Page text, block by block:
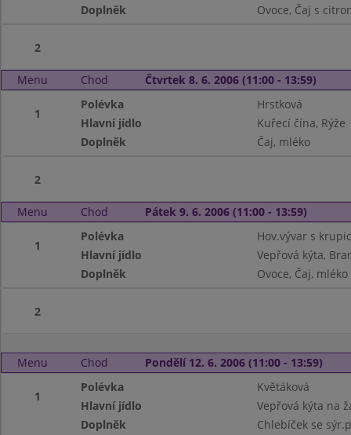
Doplněk
Ovoce, Čaj s
2
Menu Chod Čtvrtek 8. 6. 2006 (11:00 - 13:59)
1
Polévka
Hrstková
Hlavní jídlo
Kuřecí čína, Rýže
Doplněk
Čaj, mléko
2
Menu Chod Pátek 9. 6. 2006 (11:00 - 13:59)
1
Polévka
Hov.vývar s
Hlavní jídlo
Vepřová kýta,
Doplněk
Ovoce, Čaj, mléko
2
Menu Chod Pondělí 12. 6. 2006 (11:00 - 13:59)
1
Polévka
Květáková
Hlavní jídlo
Vepřová kýta na
Doplněk
Chlebíček se